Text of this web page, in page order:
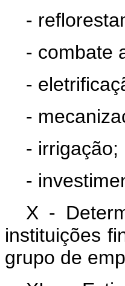
-
- combate
-
-
- irrigação;
-
X -
instituições
grupo de